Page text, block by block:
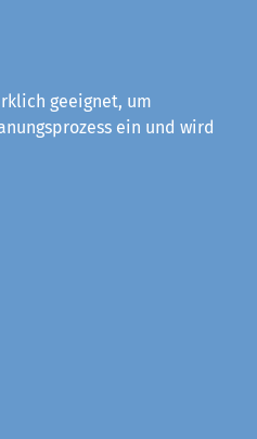
geeignet, um
ein und wird